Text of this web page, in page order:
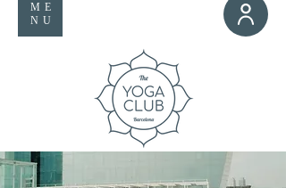
ME
NU